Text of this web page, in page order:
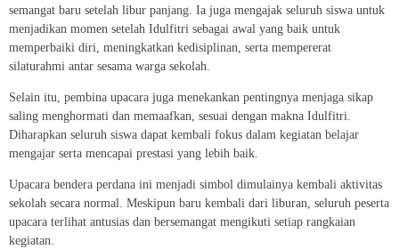
semangat baru setelah libur panjang. Ia juga mengajak seluruh siswa untuk
menjadikan momen setelah Idulfitri sebagai awal yang baik untuk
memperbaiki diri, meningkatkan kedisiplinan, serta mempererat
silaturahmi antar sesama warga sekolah.
Selain itu, pembina upacara juga menekankan pentingnya menjaga sikap
saling menghormati dan memaafkan, sesuai dengan makna Idulfitri.
Diharapkan seluruh siswa dapat kembali fokus dalam kegiatan belajar
mengajar serta mencapai prestasi yang lebih baik.
Upacara bendera perdana ini menjadi simbol dimulainya kembali aktivitas
sekolah secara normal. Meskipun baru kembali dari liburan, seluruh peserta
upacara terlihat antusias dan bersemangat mengikuti setiap rangkaian
kegiatan.